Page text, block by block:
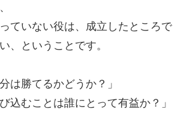
ていない役は、成立したところで
、ということです。
は勝てるかどうか？」
込むことは誰にとって有益か？」